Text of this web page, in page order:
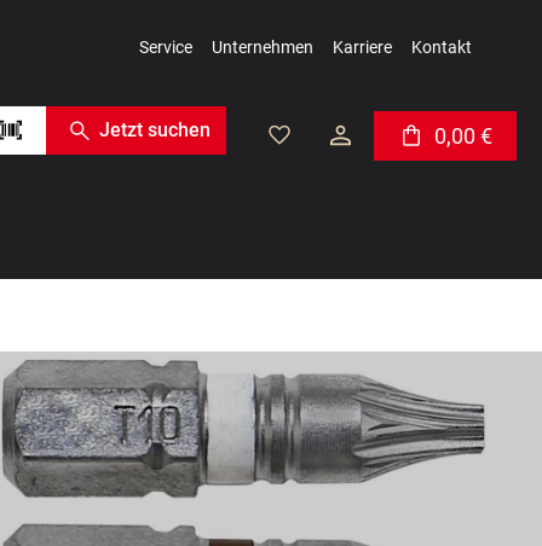
Service Unternehmen Karriere Kontakt
Jetzt suchen 0,00 €
Warenkorb